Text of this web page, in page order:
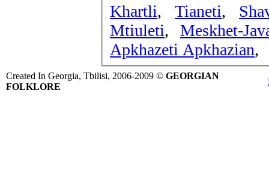
Khartli, Tianeti,
Mtiuleti, Meskhet-
Apkhazeti Apkhazian,
Created In Georgia, Tbilisi, 2006-2009 © GEORGIAN
FOLKLORE